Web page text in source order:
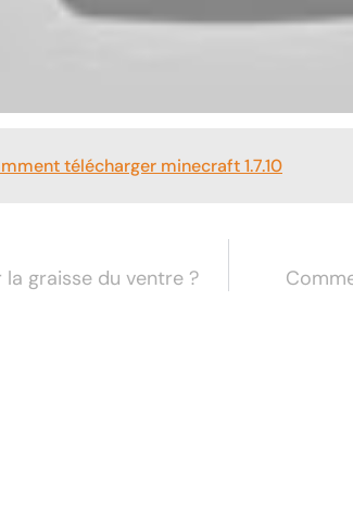
télécharger minecraft 1.7.10
graisse du ventre ?